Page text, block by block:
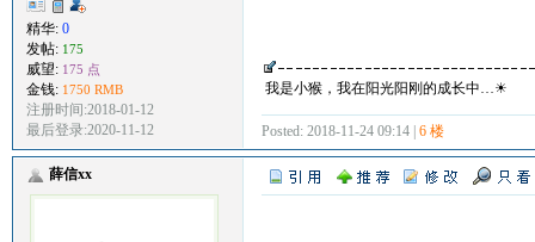
精华: 0
发帖: 175
威望: 175 点
金钱: 1750 RMB
注册时间:2018-01-12
最后登录:2020-11-12
我是小猴，我在阳光阳刚的成长中…☀
Posted: 2018-11-24 09:14 | 6 楼
薛信xx